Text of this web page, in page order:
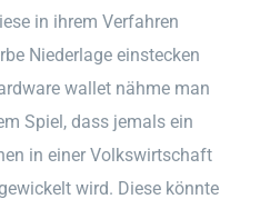
in ihrem Verfahren
Niederlage einstecken
wallet nähme man
Spiel, dass jemals ein
in einer Volkswirtschaft
wird. Diese könnte